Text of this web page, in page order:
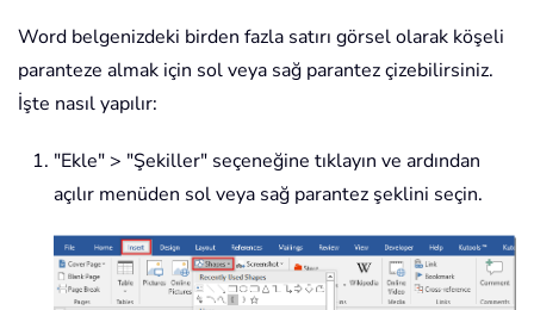
Word belgenizdeki birden fazla satırı görsel olarak köşeli
paranteze almak için sol veya sağ parantez çizebilirsiniz.
İşte nasıl yapılır:
"Ekle" > "Şekiller" seçeneğine tıklayın ve ardından
açılır menüden sol veya sağ parantez şeklini seçin.